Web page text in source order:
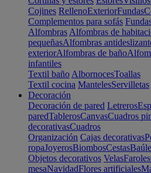
Cojines RellenoExteriorFundas
Complementos para sofás
Alfombras Alfombras de
pequeñasAlfombras
exteriorAlfombras de baño
infantiles
Textil baño AlbornocesToallas
Textil cocina MantelesServilletas
Decoración
Decoración de pared Letreros
paredTablerosCanvasCuadros
decorativasCuadros
Organización Cajas decorativas
ropaJoyerosBiombosCestas
Objetos decorativos VelasFaroles
mesaNavidadFlores artificiales